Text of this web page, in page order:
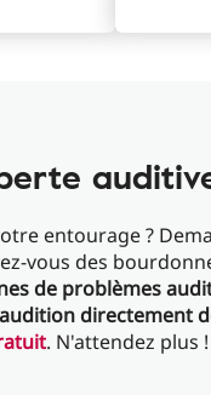
entourage ?
vous des
de problèmes
directement
. N'attendez plus !